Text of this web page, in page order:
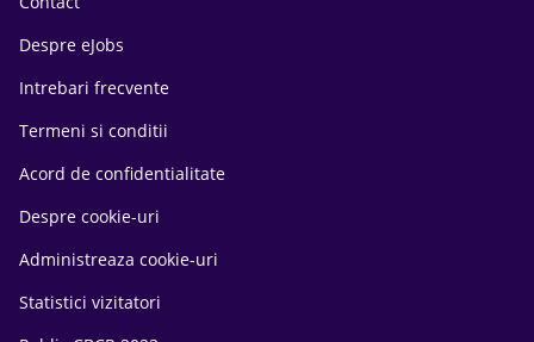
Despre eJobs
Intrebari frecvente
Termeni si conditii
Acord de confidentialitate
Despre cookie-uri
Administreaza cookie-uri
Statistici vizitatori